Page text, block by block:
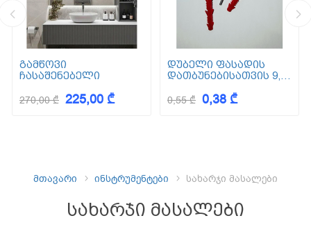
გამწოვი
ჩასაშენებელი
270,00 ₾ 225,00 ₾
დუბელი ფასადის
დათბუნებისათვის 9,5
0,55 ₾ 0,38 ₾
მთავარი ინსტრუმენტები სახარჯი მასალები
სახარჯი მასალები